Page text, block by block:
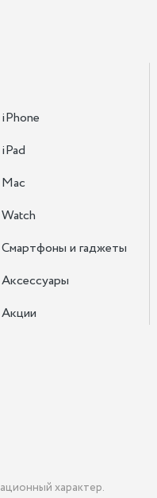
iPhone
iPad
Mac
Watch
Смартфоны и гаджеты
Аксессуары
Акции
характер.